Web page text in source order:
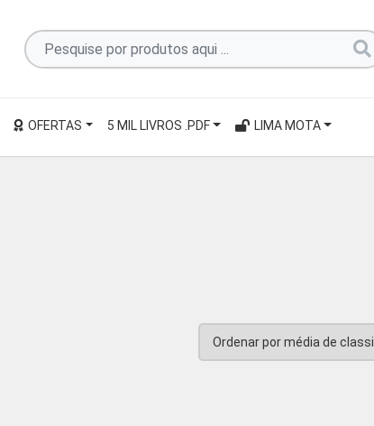
Pesquise
por
OFERTAS 5 MIL LIVROS .PDF LIMA MOTA